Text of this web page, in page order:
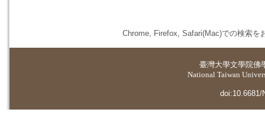
Chrome, Firefox, Safari(Mac)での検索を
臺灣大學文學院佛
National Taiwan
doi:10.6681/